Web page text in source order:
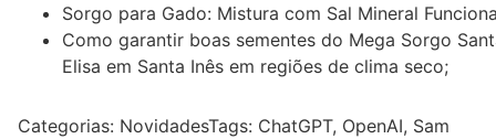
Sorgo para Gado: Mistura com Sal Mineral
Como garantir boas sementes do Mega Sorgo
Elisa em Santa Inês em regiões de clima seco;
Categorias: NovidadesTags: ChatGPT, OpenAI, Sam